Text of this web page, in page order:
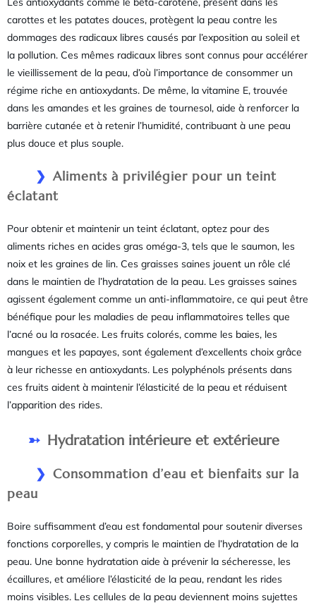
carottes et les patates douces, protègent la peau contre les
dommages des radicaux libres causés par l’exposition au soleil et
la pollution. Ces mêmes radicaux libres sont connus pour accélérer
le vieillissement de la peau, d’où l’importance de consommer un
régime riche en antioxydants. De même, la vitamine E, trouvée
dans les amandes et les graines de tournesol, aide à renforcer la
barrière cutanée et à retenir l’humidité, contribuant à une peau
plus douce et plus souple.
Aliments à privilégier pour un teint
éclatant
Pour obtenir et maintenir un teint éclatant, optez pour des
aliments riches en acides gras oméga-3, tels que le saumon, les
noix et les graines de lin. Ces graisses saines jouent un rôle clé
dans le maintien de l’hydratation de la peau. Les graisses saines
agissent également comme un anti-inflammatoire, ce qui peut être
bénéfique pour les maladies de peau inflammatoires telles que
l’acné ou la rosacée. Les fruits colorés, comme les baies, les
mangues et les papayes, sont également d’excellents choix grâce
à leur richesse en antioxydants. Les polyphénols présents dans
ces fruits aident à maintenir l’élasticité de la peau et réduisent
l’apparition des rides.
Hydratation intérieure et extérieure
Consommation d’eau et bienfaits sur la
peau
Boire suffisamment d’eau est fondamental pour soutenir diverses
fonctions corporelles, y compris le maintien de l’hydratation de la
peau. Une bonne hydratation aide à prévenir la sécheresse, les
écaillures, et améliore l’élasticité de la peau, rendant les rides
moins visibles. Les cellules de la peau deviennent moins sujettes